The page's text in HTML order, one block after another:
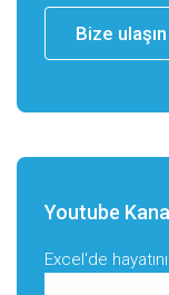
Bize ulaşın
Youtube
Excel'de